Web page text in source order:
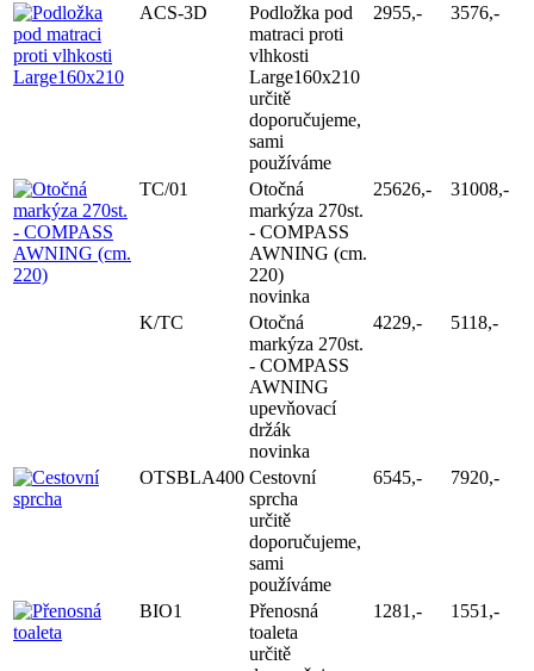
ACS-3D
Podložka pod
matraci proti
vlhkosti
Large160x210
určitě
doporučujeme,
sami
používáme
2955,- 3576,-
TC/01
Otočná
markýza 270st.
- COMPASS
AWNING (cm.
220)
novinka
25626,- 31008,-
K/TC
Otočná
markýza 270st.
- COMPASS
AWNING
upevňovací
držák
novinka
4229,- 5118,-
OTSBLA400 Cestovní
sprcha
určitě
doporučujeme,
sami
používáme
6545,- 7920,-
BIO1
Přenosná
toaleta
určitě
1281,- 1551,-